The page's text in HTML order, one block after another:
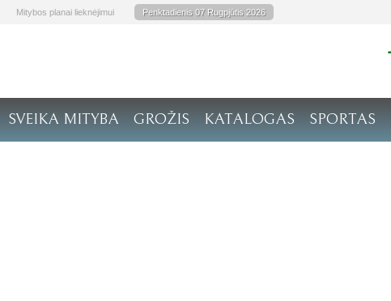
Mitybos planai lieknėjimui Penktadienis 07 Rugpjūtis 2026
SVEIKA MITYBA GROŽIS KATALOGAS SPORTAS